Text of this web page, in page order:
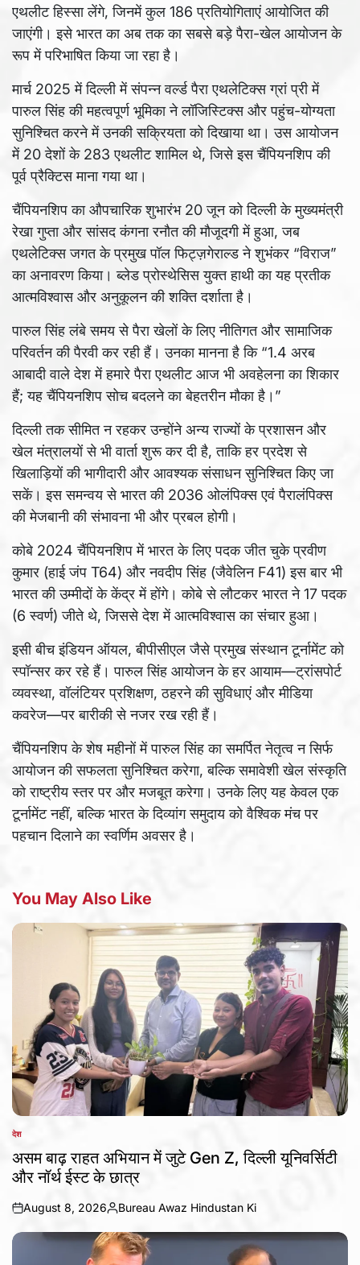
एथलीट हिस्सा लेंगे, जिनमें कुल 186 प्रतियोगिताएं आयोजित की
जाएंगी। इसे भारत का अब तक का सबसे बड़े पैरा-खेल आयोजन के
रूप में परिभाषित किया जा रहा है।
मार्च 2025 में दिल्ली में संपन्न वर्ल्ड पैरा एथलेटिक्स ग्रां प्री में
पारुल सिंह की महत्वपूर्ण भूमिका ने लॉजिस्टिक्स और पहुंच-योग्यता
सुनिश्चित करने में उनकी सक्रियता को दिखाया था। उस आयोजन
में 20 देशों के 283 एथलीट शामिल थे, जिसे इस चैंपियनशिप की
पूर्व प्रैक्टिस माना गया था।
चैंपियनशिप का औपचारिक शुभारंभ 20 जून को दिल्ली के मुख्यमंत्री
रेखा गुप्ता और सांसद कंगना रनौत की मौजूदगी में हुआ, जब
एथलेटिक्स जगत के प्रमुख पॉल फिट्ज़गेराल्ड ने शुभंकर “विराज”
का अनावरण किया। ब्लेड प्रोस्थेसिस युक्त हाथी का यह प्रतीक
आत्मविश्वास और अनुकूलन की शक्ति दर्शाता है।
पारुल सिंह लंबे समय से पैरा खेलों के लिए नीतिगत और सामाजिक
परिवर्तन की पैरवी कर रही हैं। उनका मानना है कि “1.4 अरब
आबादी वाले देश में हमारे पैरा एथलीट आज भी अवहेलना का शिकार
हैं; यह चैंपियनशिप सोच बदलने का बेहतरीन मौका है।”
दिल्ली तक सीमित न रहकर उन्होंने अन्य राज्यों के प्रशासन और
खेल मंत्रालयों से भी वार्ता शुरू कर दी है, ताकि हर प्रदेश से
खिलाड़ियों की भागीदारी और आवश्यक संसाधन सुनिश्चित किए जा
सकें। इस समन्वय से भारत की 2036 ओलंपिक्स एवं पैरालंपिक्स
की मेजबानी की संभावना भी और प्रबल होगी।
कोबे 2024 चैंपियनशिप में भारत के लिए पदक जीत चुके प्रवीण
कुमार (हाई जंप T64) और नवदीप सिंह (जैवेलिन F41) इस बार भी
भारत की उम्मीदों के केंद्र में होंगे। कोबे से लौटकर भारत ने 17 पदक
(6 स्वर्ण) जीते थे, जिससे देश में आत्मविश्वास का संचार हुआ।
इसी बीच इंडियन ऑयल, बीपीसीएल जैसे प्रमुख संस्थान टूर्नामेंट को
स्पॉन्सर कर रहे हैं। पारुल सिंह आयोजन के हर आयाम—ट्रांसपोर्ट
व्यवस्था, वॉलंटियर प्रशिक्षण, ठहरने की सुविधाएं और मीडिया
कवरेज—पर बारीकी से नजर रख रही हैं।
चैंपियनशिप के शेष महीनों में पारुल सिंह का समर्पित नेतृत्व न सिर्फ
आयोजन की सफलता सुनिश्चित करेगा, बल्कि समावेशी खेल संस्कृति
को राष्ट्रीय स्तर पर और मजबूत करेगा। उनके लिए यह केवल एक
टूर्नामेंट नहीं, बल्कि भारत के दिव्यांग समुदाय को वैश्विक मंच पर
पहचान दिलाने का स्वर्णिम अवसर है।
You May Also Like
POSTED
देश
असम बाढ़ राहत अभियान में जुटे Gen Z, दिल्ली यूनिवर्सिटी
और नॉर्थ ईस्ट के छात्र
on
August 8, 2026
Posted
by
Bureau Awaz Hindustan Ki